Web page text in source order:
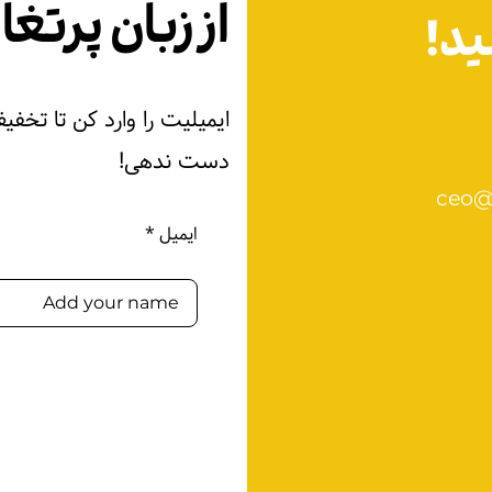
از زبان
ایمیلیت را وارد کن تا
دست ندهی!
ایمیل